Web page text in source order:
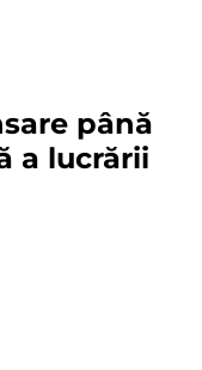
până
a lucrării